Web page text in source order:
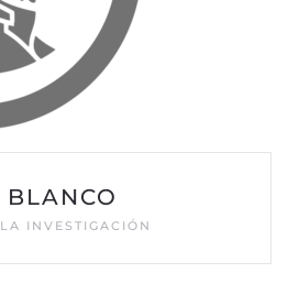
INVESTIGACIÓN